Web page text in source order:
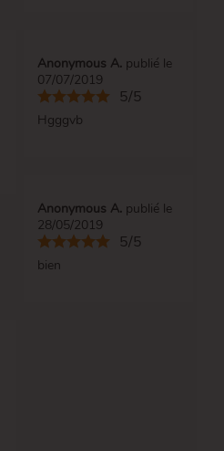
Anonymous A. publié le
07/07/2019
5/5
Hgggvb
Anonymous A. publié le
28/05/2019
5/5
bien